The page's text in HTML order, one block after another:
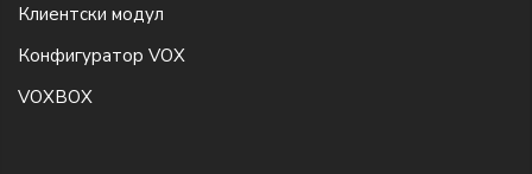
Клиентски модул
Конфигуратор VOX
VOXBOX